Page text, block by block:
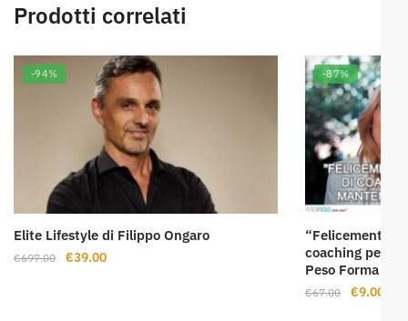
Prodotti correlati
-94%
Elite Lifestyle di Filippo Ongaro
€697.00
Il
€39.00Il
-87%
“Felicemente
coaching per
Peso Forma di
€67.00
Il
€9.00